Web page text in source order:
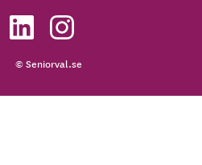
© Seniorval.se